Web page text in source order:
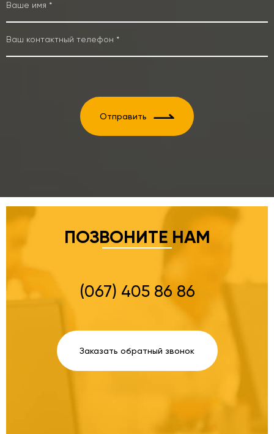
Отправить
ПОЗВОНИТЕ НАМ
(067) 405 86 86
Заказать обратный звонок